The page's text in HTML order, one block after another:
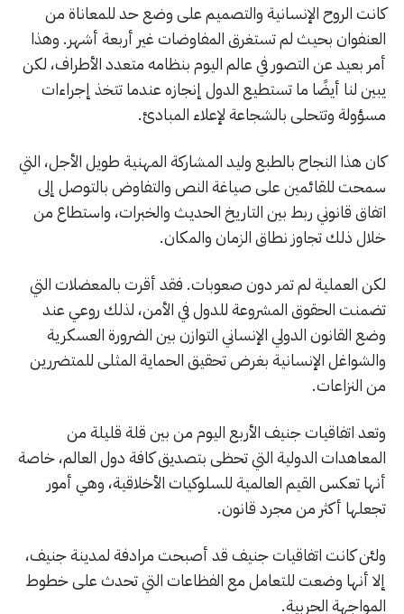
كانت الروح الإنسانية والتصميم على وضع حد للمعاناة من
العنفوان بحيث لم تستغرق المفاوضات غير أربعة أشهر. وهذا
أمر بعيد عن التصور في عالم اليوم بنظامه متعدد الأطراف، لكن
يبين لنا أيضًا ما تستطيع الدول إنجازه عندما تتخذ إجراءات
مسؤولة وتتحلى بالشجاعة لإعلاء المبادئ.
كان هذا النجاح بالطبع وليد المشاركة المهنية طويل الأجل، التي
سمحت للقائمين على صياغة النص والتفاوض بالتوصل إلى
اتفاق قانوني ربط بين التاريخ الحديث والخبرات، واستطاع من
خلال ذلك تجاوز نطاق الزمان والمكان.
لكن العملية لم تمر دون صعوبات. فقد أقرت بالمعضلات التي
تضمنت الحقوق المشروعة للدول في الأمن، لذلك روعي عند
وضع القانون الدولي الإنساني التوازن بين الضرورة العسكرية
والشواغل الإنسانية بغرض تحقيق الحماية المثلى للمتضررين
من النزاعات.
وتعد اتفاقيات جنيف الأربع اليوم من بين قلة قليلة من
المعاهدات الدولية التي تحظى بتصديق كافة دول العالم، خاصة
أنها تعكس القيم العالمية للسلوكيات الأخلاقية، وهي أمور
تجعلها أكثر من مجرد قانون.
ولئن كانت اتفاقيات جنيف قد أصبحت مرادفة لمدينة جنيف،
إلا أنها وضعت للتعامل مع الفظاعات التي تحدث على خطوط
المواجهة الحربية.